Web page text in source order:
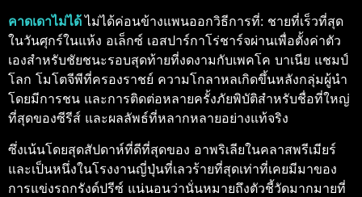
คาดเดาไม่ได้ไม่ได้ค่อนข้างแพนออกวิธีการที่: ชายที่เร็วที่สุด
ในวันศุกร์ในแห้ง อเล็กซ์ เอสปาร์กาโร่ชาร์จผ่านเพื่อตั้งค่าตัว
เองสําหรับชัยชนะรอบสุดท้ายที่งดงามกับเพคโค บาเนีย แชมป์
โลก โมโตจีพีที่ครองราชย์ ความโกลาหลเกิดขึ้นหลังกลุ่มผู้นํา
โดยมีการชน และการติดต่อหลายครั้งภัยพิบัติสําหรับชื่อที่ใหญ่
ที่สุดของซีรีส์ และผลลัพธ์ที่หลากหลายอย่างแท้จริง
ซึ่งเน้นโดยสุดสัปดาห์ที่ดีที่สุดของ อาพริเลียในคลาสพรีเมียร์
และเป็นหนึ่งในโรงงานญี่ปุ่นที่เลวร้ายที่สุดเท่าที่เคยมีมาของ
การแข่งรถกรังด์ปรีซ์ แน่นอนว่านั่นหมายถึงตัวชี้วัดมากมายที่